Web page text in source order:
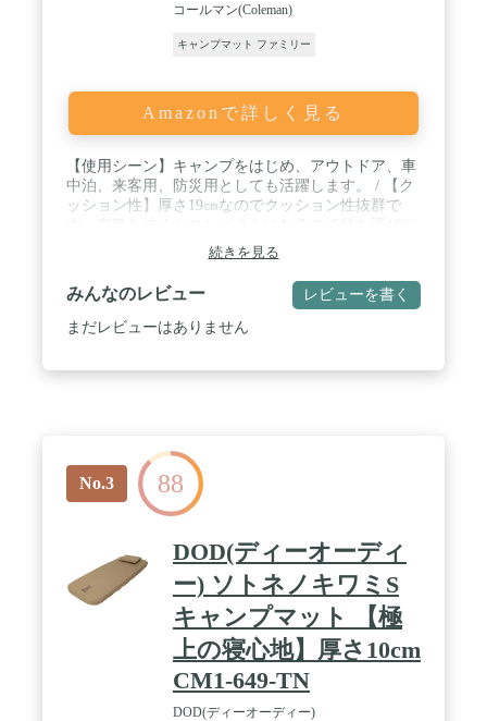
コールマン(Coleman)
キャンプマット ファミリー
Amazonで詳しく見る
【使用シーン】キャンプをはじめ、アウトドア、車
中泊、来客用、防災用としても活躍します。 / 【ク
ッション性】厚さ19㎝なのでクッション性抜群で
しやすく、自宅での収納スペースも取りません。 /
【二人で使用できる幅広サイズ】幅約138cmと二人
で使用しても十分な広さでゆったりと身体を休める
ことができます。 / 【簡単お手入れ】表面をふき取
るだけで簡単にお手入れが可能なので清潔に保つこ
(品番:2206777)や4D クイックポンプ(品
番:2000021937)を使用することで簡単に設営と撤収
が可能です。 / 【サイズ】使用時サイズ：約
189×138×19（h）cm 重量：約3.3kg / 【材質】PVC
続きを見る
みんなのレビュー レビューを書く
まだレビューはありません
No.3 88
DOD(ディーオーディ
ー) ソトネノキワミS
キャンプマット 【極
上の寝心地】厚さ10cm
CM1-649-TN
DOD(ディーオーディー)